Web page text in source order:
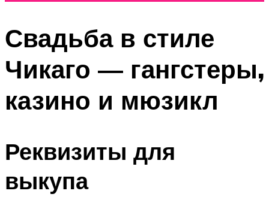
Свадьба в стиле
Чикаго — гангстеры,
казино и мюзикл
Реквизиты для
выкупа